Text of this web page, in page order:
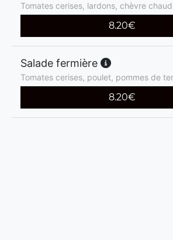
Tomates cerises, lardons, chèvre chaud
8.20€
Salade fermière
Tomates cerises, poulet, pommes de
8.20€